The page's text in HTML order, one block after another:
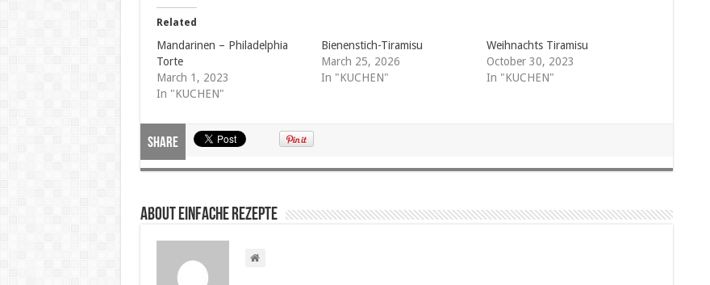
Related
Mandarinen – Philadelphia
Torte
March 1, 2023
In "KUCHEN"
Bienenstich-Tiramisu
March 25, 2026
In "KUCHEN"
Weihnachts Tiramisu
October 30, 2023
In "KUCHEN"
Share
About Einfache Rezepte